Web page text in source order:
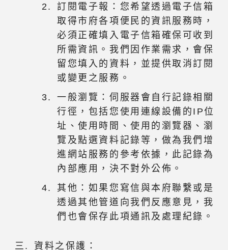
訂閱電子報：您希望透過電子信箱
取得市府各項便民的資訊服務時，
必須正確填入電子信箱確保可收到
所需資訊。我們因作業需求，會保
留您填入的資料，並提供取消訂閱
或變更之服務。
一般瀏覽：伺服器會自行記錄相關
行徑，包括您使用連線設備的IP位
址、使用時間、使用的瀏覽器、瀏
覽及點選資料記錄等，做為我們增
進網站服務的參考依據，此記錄為
內部應用，決不對外公佈。
其他：如果您寫信與本府聯繫或是
透過其他管道向我們反應意見，我
們也會保存此項通訊及處理紀錄。
資料之保護：